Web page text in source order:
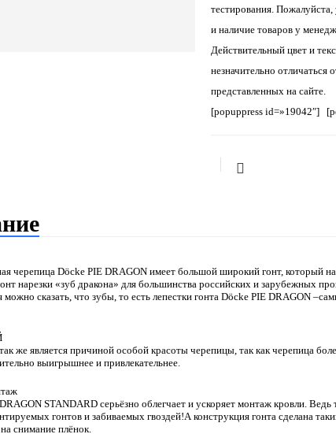
тестирования.
и наличие товаров у
Действительный цвет и
незначительно отличаться
представленных на сайте.
[popuppress id=»19042″]
черепица Dӧcke PIE DRAGON имеет большой широкий гонт, который
нарезки «зуб дракона» для большинства российских и зарубежных
можно сказать, что зубы, то есть лепестки гонта Dӧcke PIE DRAGON
же является причиной особой красоты черепицы, так как черепица
выигрышнее и привлекательнее.
STANDARD серьёзно облегчает и ускоряет монтаж кровли.
гонтов и забиваемых гвоздей!А конструкция гонта сделана
снимание плёнок.